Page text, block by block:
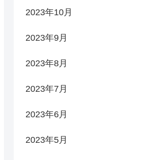
2023年10月
2023年9月
2023年8月
2023年7月
2023年6月
2023年5月